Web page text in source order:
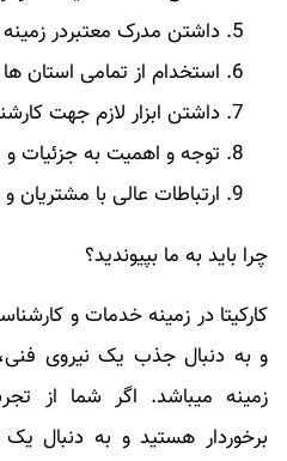
داشتن مدرک معتبردر
استخدام از تمامی استان
داشتن ابزار لازم جهت
توجه و اهمیت به جزئیات و
ارتباطات عالی با مشتریان
چرا باید به ما بپیوندید؟
کارکیتا در زمینه خدمات و
و به دنبال جذب یک نیروی فنی،
زمینه میباشد. اگر شما از
برخوردار هستید و به دنبال